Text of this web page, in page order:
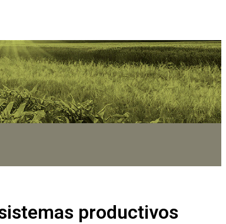
productivos